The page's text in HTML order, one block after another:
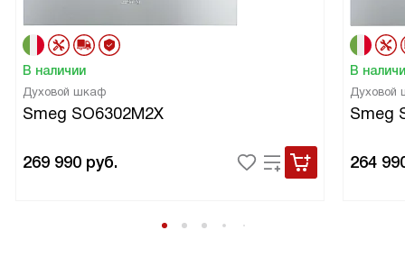
В наличии
Духовой шкаф
Smeg SO6302M2X
269 990 руб.
В
Духовой
Smeg
264